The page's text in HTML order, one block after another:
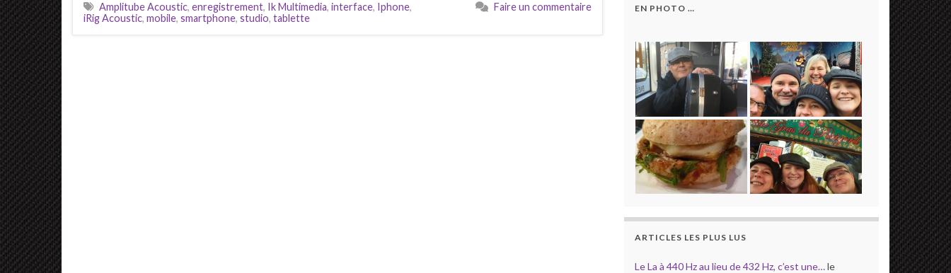
Amplitube Acoustic, enregistrement, Ik Multimedia, interface, Iphone,
iRig Acoustic, mobile, smartphone, studio, tablette
Faire un commentaire EN PHOTO …
ARTICLES LES PLUS LUS
Le La à 440 Hz au lieu de 432 Hz, c’est une…le